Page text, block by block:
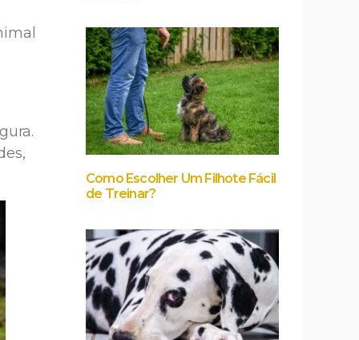
Como Escolher Um Filhote Fácil
de Treinar?